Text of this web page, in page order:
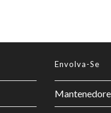
Envolva-Se